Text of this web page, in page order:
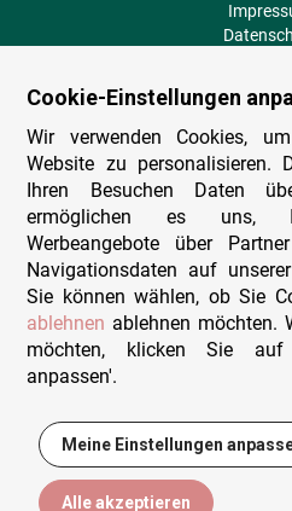
8,50 €
Versand und
Widerruf
Beratung
Wir sind
+49 (0)341
Kontakt-
Cookie-Einstellungen
Wir verwenden Cookies,
Website zu personalisieren.
Ihren Besuchen Daten
ermöglichen es uns,
Werbeangebote über
Navigationsdaten auf
Sie können wählen, ob Sie
ablehnen ablehnen möchten.
möchten, klicken Sie auf
anpassen'.
Meine Einstellungen
Alle akzeptieren